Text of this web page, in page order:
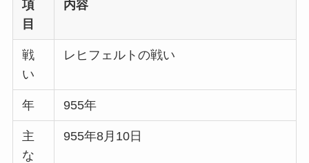
項
目
内容
戦
い
レヒフェルトの戦い
年 955年
主
な
955年8月10日